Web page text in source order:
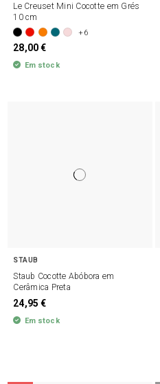
Le Creuset Mini Cocotte em Grés
10 cm
+6
28,00 €
Em stock
STAUB
Staub Cocotte Abóbora em
Cerâmica Preta
24,95 €
Em stock